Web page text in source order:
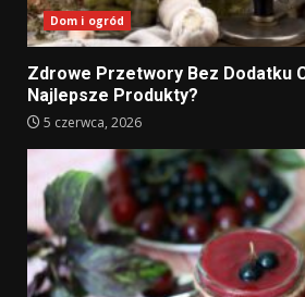
Dom i ogród
Zdrowe Przetwory Bez Dodatku
Najlepsze Produkty?
5 czerwca, 2026